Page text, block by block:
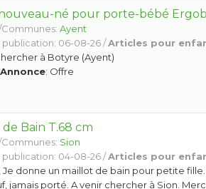
né pour porte-bébé
Communes:Ayent
publication: 06-08-26 /Articles pour
à Botyre (Ayent)
: Offre
Bain T.68 cm
Sion
publication: 04-08-26 /Articles pour
Je donne un maillot de bain pour petite fille.
jamais porté. A venir chercher à Sion.